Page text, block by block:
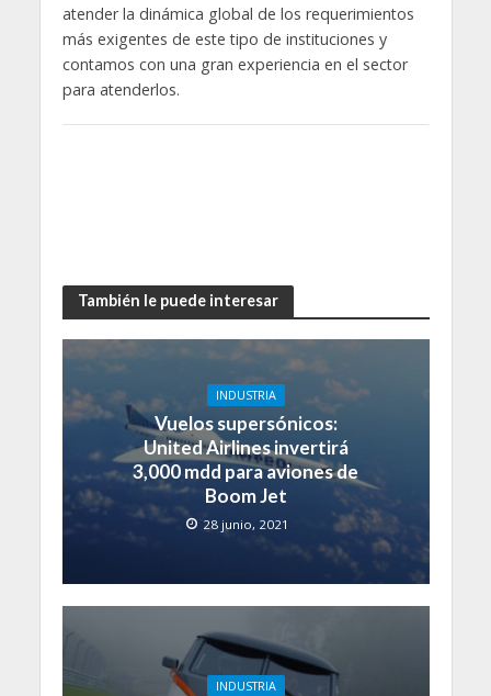
atender la dinámica global de los requerimientos
más exigentes de este tipo de instituciones y
contamos con una gran experiencia en el sector
para atenderlos.
También le puede interesar
INDUSTRIA
Vuelos supersónicos:
United Airlines invertirá
3,000 mdd para aviones de
Boom Jet
28 junio, 2021
INDUSTRIA